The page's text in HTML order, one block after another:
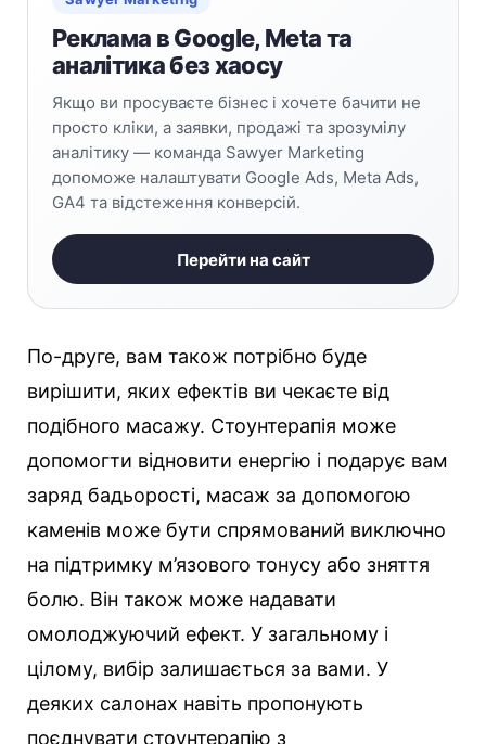
Реклама в Google, Meta та
аналітика без хаосу
Якщо ви просуваєте бізнес і хочете бачити не
просто кліки, а заявки, продажі та зрозумілу
аналітику — команда Sawyer Marketing
допоможе налаштувати Google Ads, Meta Ads,
GA4 та відстеження конверсій.
Перейти на сайт
По-друге, вам також потрібно буде
вирішити, яких ефектів ви чекаєте від
подібного масажу. Стоунтерапія може
допомогти відновити енергію і подарує вам
заряд бадьорості, масаж за допомогою
каменів може бути спрямований виключно
на підтримку м’язового тонусу або зняття
болю. Він також може надавати
омолоджуючий ефект. У загальному і
цілому, вибір залишається за вами. У
деяких салонах навіть пропонують
поєднувати стоунтерапію з